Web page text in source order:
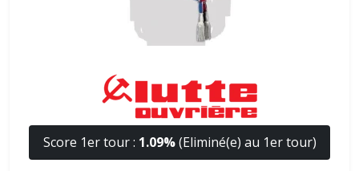
Score 1er tour : 1.09%(Eliminé(e) au 1er tour)